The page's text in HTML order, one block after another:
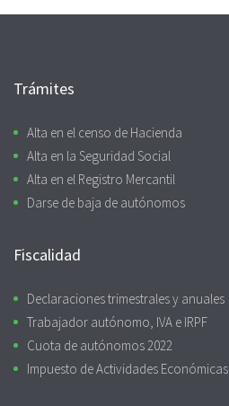
Trámites
Alta en el censo de Hacienda
Alta en la Seguridad Social
Alta en el Registro Mercantil
Darse de baja de autónomos
Fiscalidad
Declaraciones trimestrales y anuales
Trabajador autónomo, IVA e IRPF
Cuota de autónomos 2022
Impuesto de Actividades Económicas